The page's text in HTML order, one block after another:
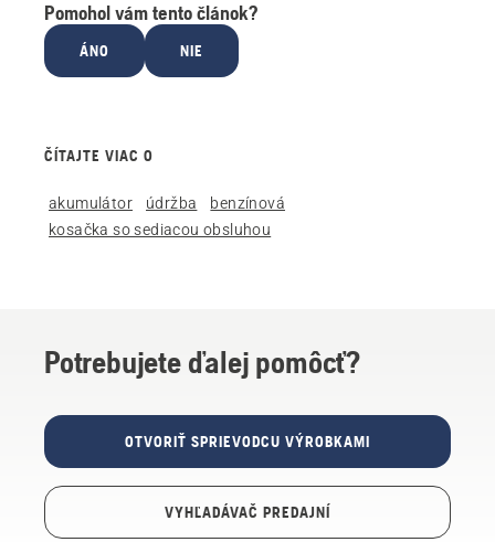
Pomohol vám tento článok?
ÁNO NIE
ČÍTAJTE VIAC O
akumulátor údržba
benzínová
kosačka so sediacou obsluhou
Potrebujete ďalej pomôcť?
OTVORIŤ SPRIEVODCU VÝROBKAMI
VYHĽADÁVAČ PREDAJNÍ